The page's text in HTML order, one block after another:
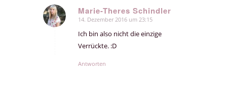
Marie-Theres Schindler
sagte:
14. Dezember 2016 um 23:15
Ich bin also nicht die einzige
Verrückte. :D
Antworten